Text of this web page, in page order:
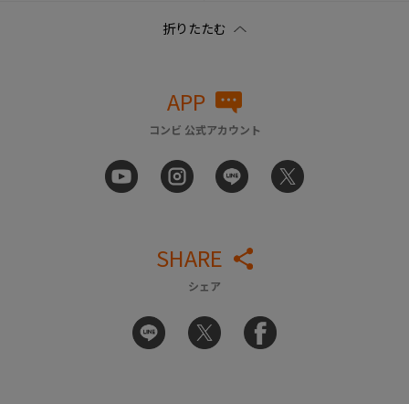
APP
コンビ 公式アカウント
SHARE
シェア